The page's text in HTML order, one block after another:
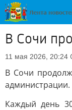
В Сочи
11 мая 2026, 20:24
В Сочи
администрации.
Каждый день